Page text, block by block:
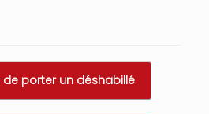
porter un déshabillé